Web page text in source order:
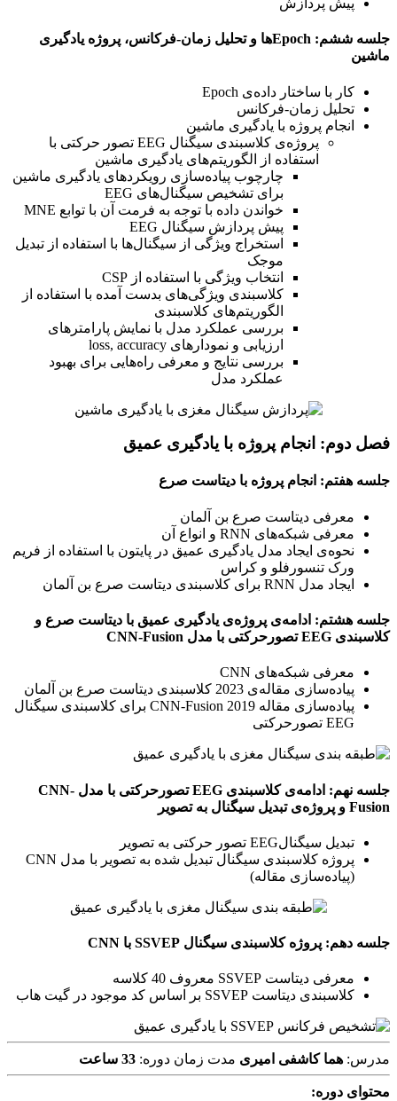
پیش پردازش
جلسه ششم: Epochها و تحلیل زمان-فرکانس، پروژه یادگیری
ماشین
کار با ساختار داده‌ی Epoch
تحلیل زمان-فرکانس
انجام پروژه با یادگیری ماشین
پروژه‌ی کلاسبندی سیگنال EEG تصور حرکتی با
استفاده از الگوریتم‌های یادگیری ماشین
چارچوب پیاده‌سازی رویکردهای یادگیری ماشین
برای تشخیص سیگنال‌های EEG
خواندن داده با توجه به فرمت آن با توابع MNE
پیش پردازش سیگنال EEG
استخراج ویژگی از سیگنال‌ها با استفاده از تبدیل
موجک
انتخاب ویژگی با استفاده از CSP
کلاسبندی ویژگی‌های بدست آمده با استفاده از
الگوریتم‌های کلاسبندی
بررسی عملکرد مدل با نمایش پارامترهای
ارزیابی و نمودارهای loss, accuracy
بررسی نتایج و معرفی راه‌هایی برای بهبود
عملکرد مدل
فصل دوم: انجام پروژه با یادگیری عمیق
جلسه هفتم: انجام پروژه با دیتاست صرع
معرفی دیتاست صرع بن آلمان
معرفی شبکه‌های RNN و انواع آن
نحوه‌ی ایجاد مدل یادگیری عمیق در پایتون با استفاده از فریم
ورک تنسورفلو و کراس
ایجاد مدل RNN برای کلاسبندی دیتاست صرع بن آلمان
جلسه هشتم: ادامه‌ی پروژه‌ی یادگیری عمیق با دیتاست صرع و
کلاسبندی EEG تصورحرکتی با مدل CNN-Fusion
معرفی شبکه‌های CNN
پیاده‌سازی مقاله‌ی 2023 کلاسبندی دیتاست صرع بن آلمان
پیاده‌سازی مقاله 2019 CNN-Fusion برای کلاسبندی سیگنال
EEG تصورحرکتی
جلسه نهم: ادامه‌ی کلاسبندی EEG تصورحرکتی با مدل CNN-
Fusion و پروژه‌ی تبدیل سیگنال به تصویر
تبدیل سیگنالEEG تصور حرکتی به تصویر
پروژه کلاسبندی سیگنال تبدیل شده به تصویر با مدل CNN
(پیاده‌سازی مقاله)
جلسه دهم: پروژه کلاسبندی سیگنال SSVEP با CNN
معرفی دیتاست SSVEP معروف 40 کلاسه
کلاسبندی دیتاست SSVEP بر اساس کد موجود در گیت هاب
مدرس: هما کاشفی امیری مدت زمان دوره: 33 ساعت
محتوای دوره: